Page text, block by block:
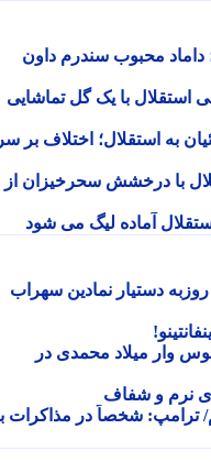
محبوب سندرم داون
با یک گل تماشایی
استقلال؛ اختلاف بر سر
با درخشش سحرخیزان از
آماده لیگ می شود
دستیار نمادین سهراب
شب کابوس وار میلاد محمدی در
و شفاف
شخصاً در مذاکرات با